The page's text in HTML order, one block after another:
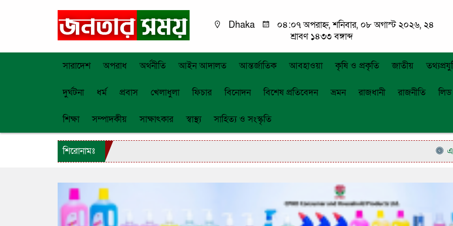
Dhaka
০৪:০৭ অপরাহ্ন, শনিবার, ০৮ অগাস্ট ২০২৬, ২৪
শ্রাবণ ১৪৩৩ বঙ্গাব্দ
সারাদেশ অপরাধ অর্থনীতি আইন আদালত আন্তর্জাতিক আবহাওয়া কৃষি ও প্রকৃতি জাতীয়
দুর্ঘটনা ধর্ম প্রবাস খেলাধুলা ফিচার বিনোদন বিশেষ প্রতিবেদন ভ্রমন রাজধানী রাজনীতি
শিক্ষা সম্পাদকীয় সাক্ষাৎকার স্বাস্থ্য সাহিত্য ও সংস্কৃতি
শিরোনামঃ